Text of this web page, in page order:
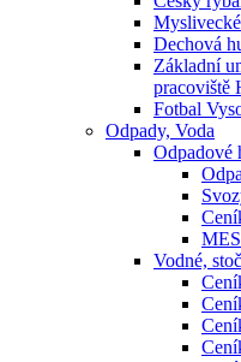
Dechová
Základní
pracoviště
Fotbal
Odpady, Voda
Odpadové
Vodné,